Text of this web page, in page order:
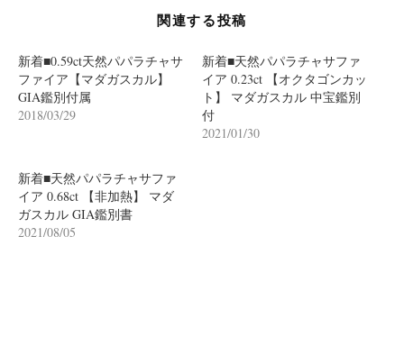
関連する投稿
新着■0.59ct天然パパラチャサ
ファイア【マダガスカル】
GIA鑑別付属
2018/03/29
新着■天然パパラチャサファ
イア 0.23ct 【オクタゴンカッ
ト】 マダガスカル 中宝鑑別
付
2021/01/30
新着■天然パパラチャサファ
イア 0.68ct 【非加熱】 マダ
ガスカル GIA鑑別書
2021/08/05